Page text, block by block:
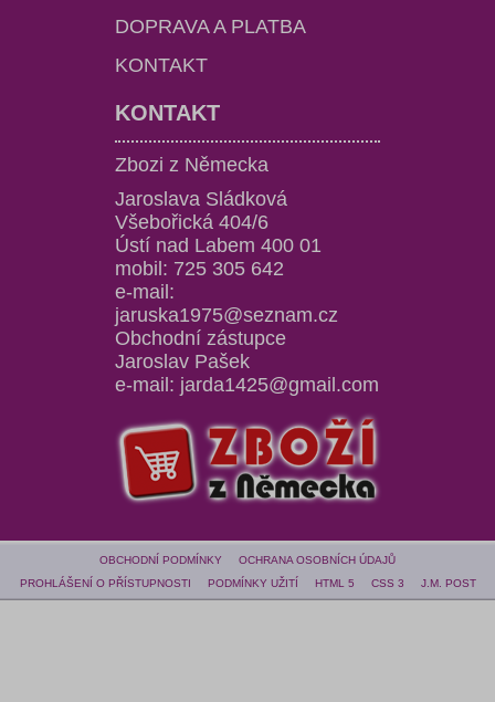
DOPRAVA A PLATBA
KONTAKT
KONTAKT
Zbozi z Německa
Jaroslava Sládková
Všebořická 404/6
Ústí nad Labem 400 01
mobil: 725 305 642
e-mail:
jaruska1975@seznam.cz
Obchodní zástupce
Jaroslav Pašek
e-mail: jarda1425@gmail.com
OBCHODNÍ PODMÍNKY
OCHRANA OSOBNÍCH ÚDAJŮ
PROHLÁŠENÍ O PŘÍSTUPNOSTI
PODMÍNKY UŽITÍ HTML 5 CSS 3 J.M. POST